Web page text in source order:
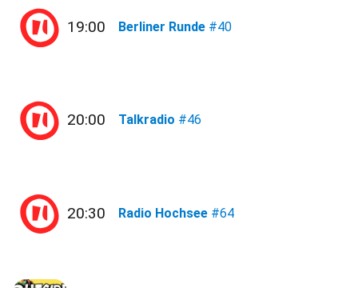
19:00 Berliner Runde #40
20:00 Talkradio #46
20:30 Radio Hochsee #64